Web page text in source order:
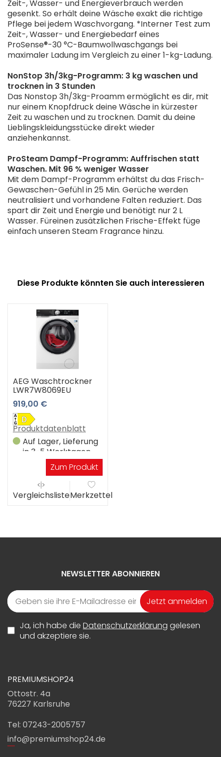
Zeit-, Wasser- und Energieverbrauch werden
gesenkt. So erhält deine Wäsche exakt die richtige
Pflege bei jedem Waschvorgang. *Interner Test zum
Zeit-, Wasser- und Energiebedarf eines
ProSense®-30 °C-Baumwollwaschgangs bei
maximaler Ladung im Vergleich zu einer 1-kg-Ladung.
NonStop 3h/3kg-Programm: 3 kg waschen und
trocknen in 3 Stunden
Das Nonstop 3h/3kg-Proamm ermöglicht es dir, mit
nur einem Knopfdruck deine Wäsche in kürzester
Zeit zu waschen und zu trocknen. Damit du deine
Lieblingskleidungsstücke direkt wieder
anziehenkannst.
ProSteam Dampf-Programm: Auffrischen statt
Waschen. Mit 96 % weniger Wasser
Mit dem Dampf-Programm erhältst du das Frisch-
Gewaschen-Gefühl in 25 Min. Gerüche werden
neutralisiert und vorhandene Falten reduziert. Das
spart dir Zeit und Energie und benötigt nur 2 L
Wasser. Füreinen zusätzlichen Frische-Effekt füge
einfach unseren Steam Fragrance hinzu.
Diese Produkte könnten Sie auch interessieren
AEG Waschtrockner
LWR7W8069EU
919,00 €
Produktdatenblatt
Auf Lager, Lieferung
in 3-5 Werktagen
Zum Produkt
VergleichslisteMerkzettel
NEWSLETTER ABONNIEREN
Jetzt anmelden
Ja, ich habe die Datenschutzerklärung gelesen
und akzeptiere sie.
PREMIUMSHOP24
Ottostr. 4a
76227 Karlsruhe
Tel: 07243-2005757
info@premiumshop24.de